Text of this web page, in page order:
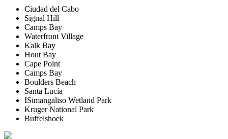
Ciudad del Cabo
Signal Hill
Camps Bay
Waterfront Village
Kalk Bay
Hout Bay
Cape Point
Camps Bay
Boulders Beach
Santa Lucía
ISimangaliso Wetland Park
Kruger National Park
Buffelshoek